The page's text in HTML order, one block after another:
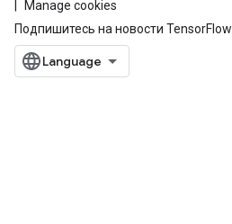
Manage cookies
Подпишитесь на новости TensorFlow